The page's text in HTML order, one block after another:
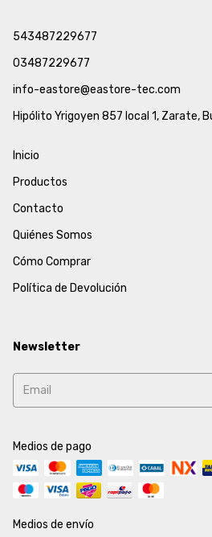
543487229677
03487229677
info-eastore@eastore-tec.com
Hipólito Yrigoyen 857 local 1, Zarate,
Inicio
Productos
Contacto
Quiénes Somos
Cómo Comprar
Política de Devolución
Newsletter
Medios de pago
Medios de envío